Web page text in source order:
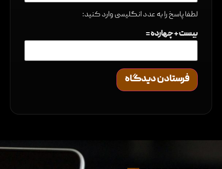
لطفا پاسخ را به عدد انگلیسی وارد کنید:
بیست + چهارده =